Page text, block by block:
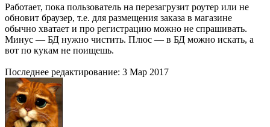
Работает, пока пользователь на перезагрузит роутер или не
обновит браузер, т.е. для размещения заказа в магазине
обычно хватает и про регистрацию можно не спрашивать.
Минус — БД нужно чистить. Плюс — в БД можно искать, а
вот по кукам не поищешь.
Последнее редактирование: 3 Мар 2017